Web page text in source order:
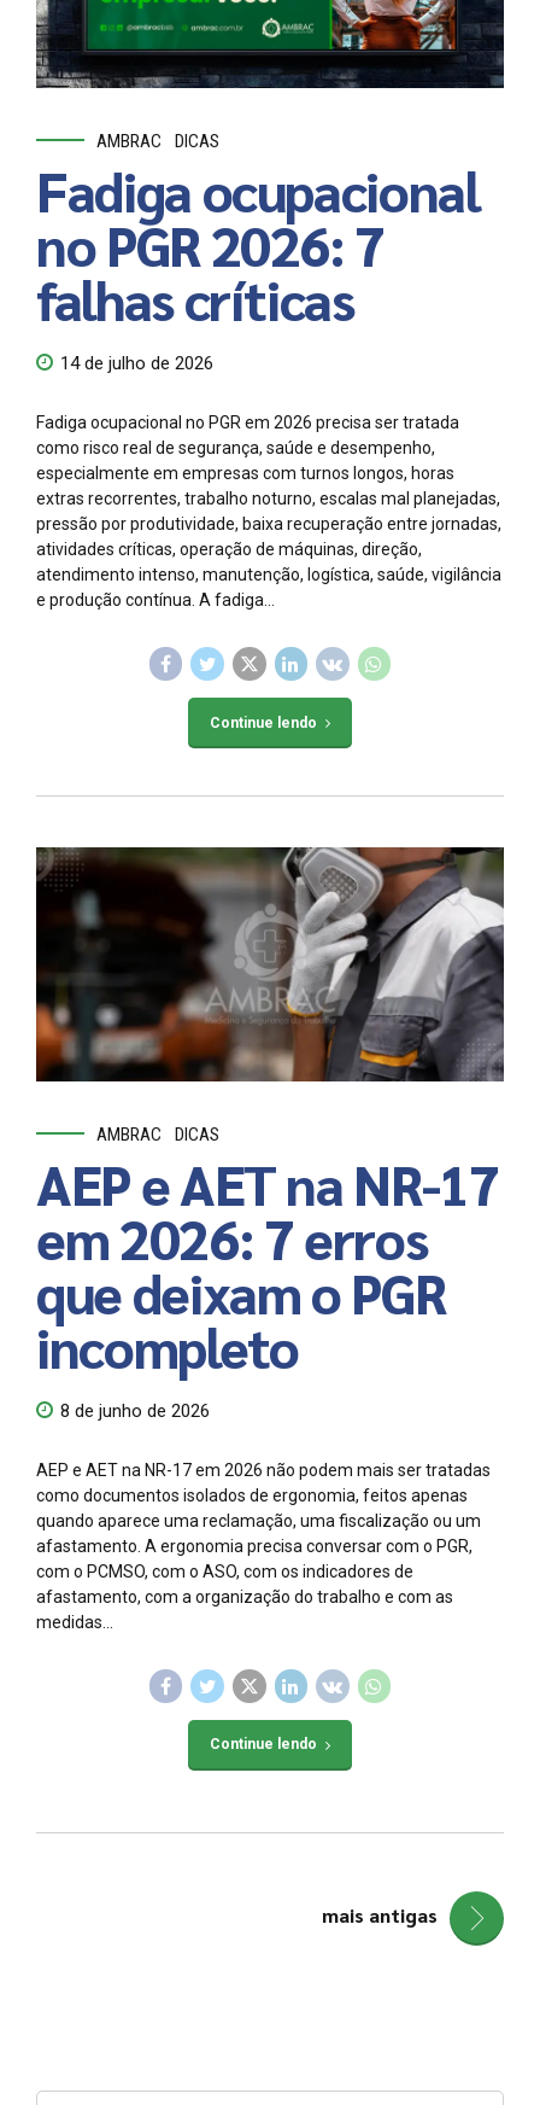
AMBRAC DICAS
Fadiga ocupacional
no PGR 2026: 7
falhas críticas
14 de julho de 2026
Fadiga ocupacional no PGR em 2026 precisa ser tratada
como risco real de segurança, saúde e desempenho,
especialmente em empresas com turnos longos, horas
extras recorrentes, trabalho noturno, escalas mal planejadas,
pressão por produtividade, baixa recuperação entre jornadas,
atividades críticas, operação de máquinas, direção,
atendimento intenso, manutenção, logística, saúde, vigilância
e produção contínua. A fadiga...
Continue lendo
AMBRAC DICAS
AEP e AET na NR-17
em 2026: 7 erros
que deixam o PGR
incompleto
8 de junho de 2026
AEP e AET na NR-17 em 2026 não podem mais ser tratadas
como documentos isolados de ergonomia, feitos apenas
quando aparece uma reclamação, uma fiscalização ou um
afastamento. A ergonomia precisa conversar com o PGR,
com o PCMSO, com o ASO, com os indicadores de
afastamento, com a organização do trabalho e com as
medidas...
Continue lendo
mais antigas